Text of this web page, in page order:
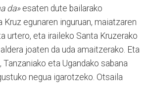
da»esaten dute bailarako
egunaren inguruan, maiatzaren
urtero, eta iraileko Santa Kruzerako
joaten da uda amaitzerako. Eta
Tanzaniako eta Ugandako sabana
negua igarotzeko. Otsaila